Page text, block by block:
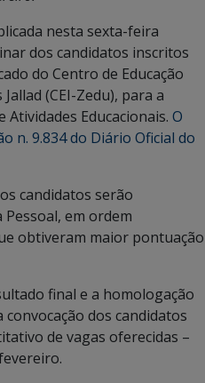
nesta sexta-feira
dos candidatos inscritos
do Centro de Educação
(CEI-Zedu), para a
Educacionais. O
n. 9.834 do Diário Oficial do
candidatos serão
em ordem
obtiveram maior pontuação
final e a homologação
dos candidatos
de vagas oferecidas –